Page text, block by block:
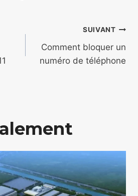
SUIVANT
Comment bloquer un
numéro de téléphone